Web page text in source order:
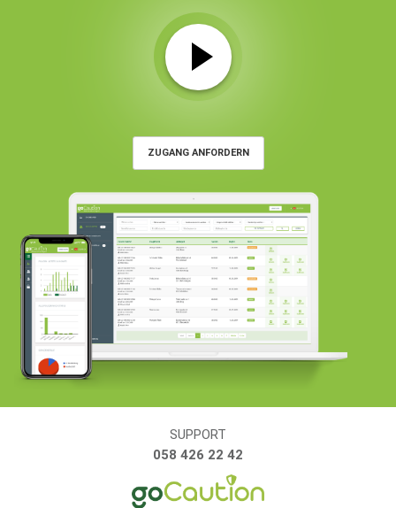
ZUGANG ANFORDERN
SUPPORT
058 426 22 42